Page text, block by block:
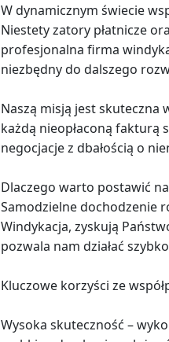
W dynamicznym świecie
Niestety zatory płatnicze
profesjonalna firma
niezbędny do dalszego
Naszą misją jest skuteczna
każdą nieopłaconą fakturą
negocjacje z dbałością o
Dlaczego warto postawić
Samodzielne dochodzenie
Windykacja, zyskują
pozwala nam działać
Kluczowe korzyści ze
Wysoka skuteczność –